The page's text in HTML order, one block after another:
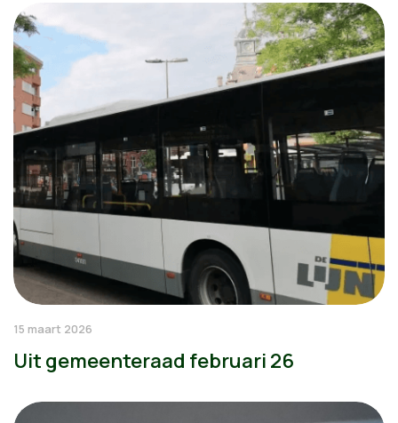
15 maart 2026
Uit gemeenteraad februari 26